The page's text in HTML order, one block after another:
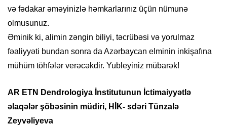
və fədakar əməyinizlə həmkarlarınız üçün nümunə
olmusunuz.
Əminik ki, alimin zəngin biliyi, təcrübəsi və yorulmaz
fəaliyyəti bundan sonra da Azərbaycan elminin inkişafına
mühüm töhfələr verəcəkdir. Yubleyiniz mübarək!
AR ETN Dendrologiya İnstitutunun İctimaiyyətlə
əlaqələr şöbəsinin müdiri, HİK- sdəri Tünzalə
Zeyvəliyeva